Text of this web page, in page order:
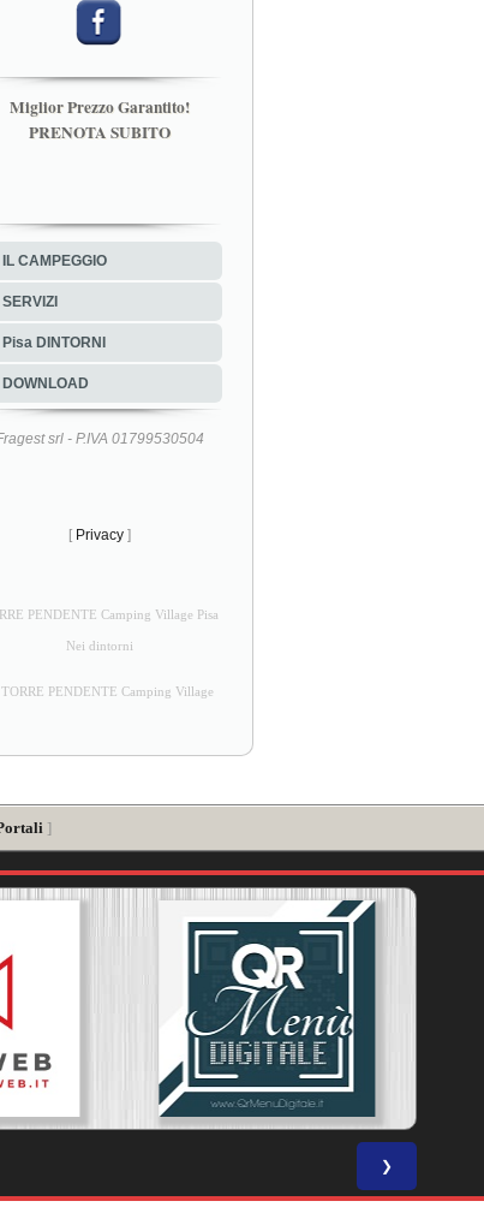
Miglior Prezzo Garantito!
PRENOTA SUBITO
IL CAMPEGGIO
SERVIZI
Pisa DINTORNI
DOWNLOAD
srl - P.IVA 01799530504
[ Privacy ]
PENDENTE Camping Village Pisa
Nei dintorni
TORRE PENDENTE Camping Village
]
❯